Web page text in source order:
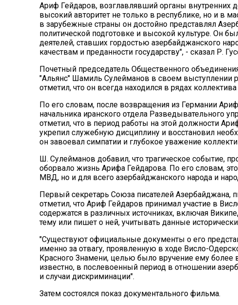
Ариф Гейдаров, возглавлявший органы внутренних
высокий авторитет не только в республике, но и в
в зарубежные страны он достойно представлял
политической подготовке и высокой культуре. Он
деятелей, ставших гордостью азербайджанского
качествам и преданности государству", - сказал Р.
Почетный председатель Общественного
"Альянс" Шамиль Сулейманов в своем выступлении
отметил, что он всегда находился в рядах
По его словам, после возвращения из Германии
начальника иранского отдела Разведывательного
отметил, что в период работы на этой должности
укрепил служебную дисциплину и восстановил
он завоевал симпатии и глубокое уважение
Ш. Сулейманов добавил, что трагическое событие,
оборвало жизнь Арифа Гейдарова. По его словам,
МВД, но и для всего азербайджанского народа и
Первый секретарь Союза писателей Азербайджана,
отметил, что Ариф Гейдаров принимал участие в
содержатся в различных источниках, включая
тему или пишет о ней, учитывать данные
"Существуют официальные документы о его
именно за отвагу, проявленную в ходе Висло-
Красного Знамени, целью было вручение ему более
известно, в послевоенный период в отношении
и случаи дискриминации".
Затем состоялся показ документального фильма.